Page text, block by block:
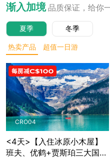
渐入加境 品质保证，给你
夏季 冬季
热卖产品 超值一日游
CRO04
<4天>【入住冰原小木屋】
班夫、优鹤+贾斯珀三大国家